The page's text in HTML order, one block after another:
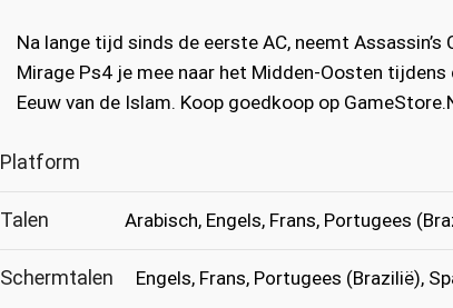
Na lange tijd sinds de eerste AC, neemt Assassin’s
Mirage Ps4 je mee naar het Midden-Oosten tijdens
Eeuw van de Islam. Koop goedkoop op
Platform
Talen Arabisch, Engels, Frans, Portugees
Schermtalen Engels, Frans, Portugees (Brazilië),